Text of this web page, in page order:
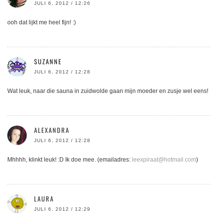
JULI 6, 2012 / 12:26
ooh dat lijkt me heel fijn! :)
SUZANNE
JULI 6, 2012 / 12:28
Wat leuk, naar die sauna in zuidwolde gaan mijn moeder en zusje wel eens!
ALEXANDRA
JULI 6, 2012 / 12:28
Mhhhh, klinkt leuk! :D Ik doe mee. (emailadres: leexpiraat@hotmail.com)
LAURA
JULI 6, 2012 / 12:29